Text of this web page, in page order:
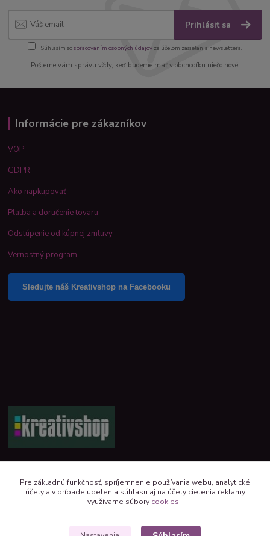
Prihlásiť sa
Súhlasím sospracovaním osobných údajov za účelom zasielania newslettera.
Pošleme vám správu vždy, keď budeme mať v obchodíku niečo nové.
Informácie pre zákazníkov
VOP
GDPR
Ako napkupovať
Platba a doručenie tovaru
Odstúpenie od kúpnej zmluvy
Vernostný program
Sledujte náš Kreativshop na Facebooku
kreativshop@kreativshop.sk
Pre základnú funkčnosť, spríjemnenie používania webu, analytické
účely a v prípade udelenia súhlasu aj na účely cielenia reklamy
využívame súbory cookies.